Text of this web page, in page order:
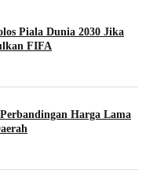
Piala Dunia 2030 Jika
FIFA
Harga Lama